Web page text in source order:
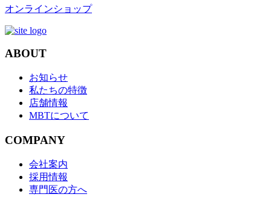
オンラインショップ
ABOUT
お知らせ
私たちの特徴
店舗情報
MBTについて
COMPANY
会社案内
採用情報
専門医の方へ